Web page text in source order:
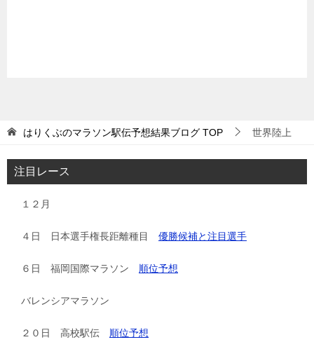
はりくぶのマラソン駅伝予想結果ブログ TOP 世界陸上
注目レース
１２月
４日 日本選手権長距離種目 優勝候補と注目選手
６日 福岡国際マラソン 順位予想
バレンシアマラソン
２０日 高校駅伝 順位予想